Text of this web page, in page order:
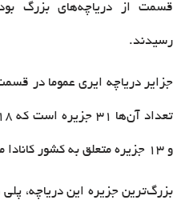
قسمت از دریاچه‌های بزرگ
رسیدند.
جزایر دریاچه ایری عموما در
و ۱۳ جزیره متعلق به کشور کانادا می‌باشد.